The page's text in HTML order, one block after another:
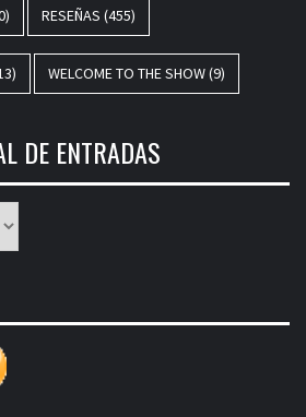
RESEÑAS (455)
WELCOME TO THE SHOW(9)
DE ENTRADAS